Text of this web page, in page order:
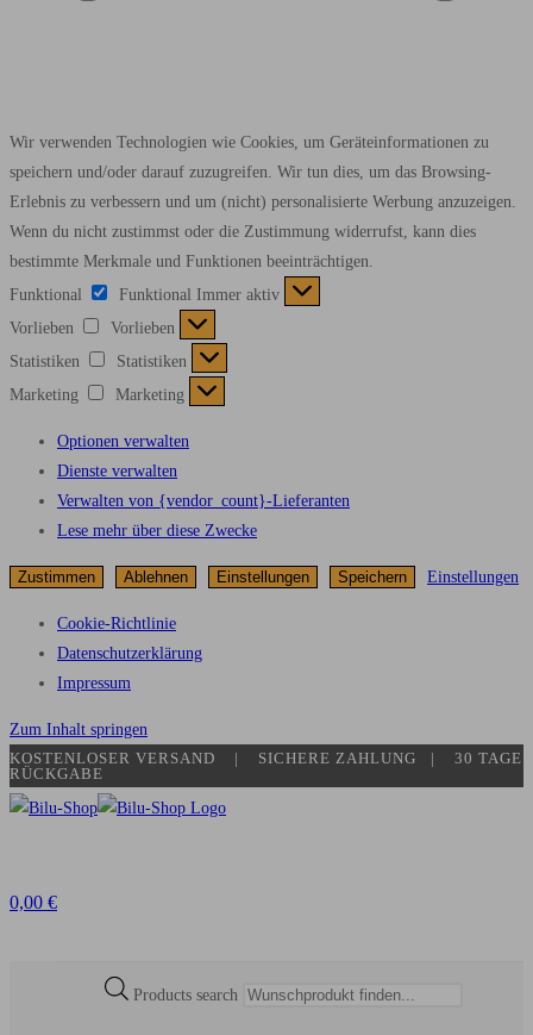
Wir verwenden Technologien wie Cookies, um Geräteinformationen zu
speichern und/oder darauf zuzugreifen. Wir tun dies, um das Browsing-
Erlebnis zu verbessern und um (nicht) personalisierte Werbung anzuzeigen.
Wenn du nicht zustimmst oder die Zustimmung widerrufst, kann dies
bestimmte Merkmale und Funktionen beeinträchtigen.
Funktional
Funktional Immer aktiv
Vorlieben
Vorlieben
Statistiken
Statistiken
Marketing
Marketing
Optionen verwalten
Dienste verwalten
Verwalten von {vendor_count}-Lieferanten
Lese mehr über diese Zwecke
Zustimmen Ablehnen Einstellungen Speichern Einstellungen
Cookie-Richtlinie
Datenschutzerklärung
Impressum
Zum Inhalt springen
KOSTENLOSER VERSAND | SICHERE ZAHLUNG​ | 30 TAGE
RÜCKGABE
0,00 €
Products search